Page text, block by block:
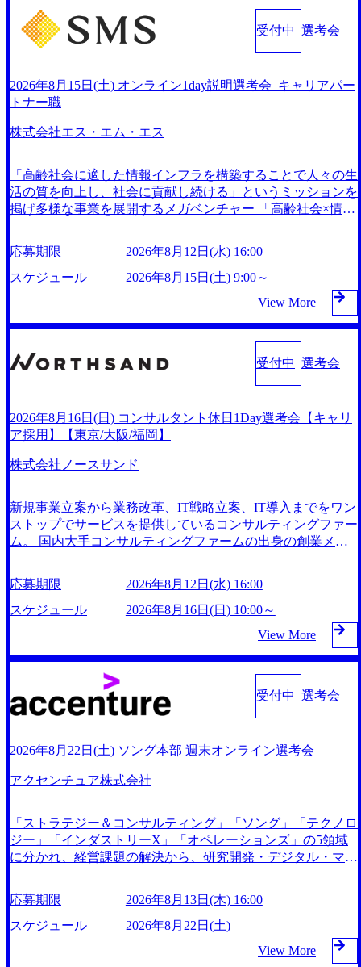
のいずれかの実務経験を有する方 - MBB及び戦略ファー
ムでのコンサルティング経験2年以上 - BIG4のStrategy部
門におけるコンサルティング経験2年以上 ● 求める人物像 ・
ド・テーマや事例にキャッチアップし、バイタリティーを持
ってチャレンジできる方 ・自らコンサル業界やクライアン
ト動向を把握し、クライアントや自社への提案などに積極的
に関わることができる方 ・スケジューリング(優先順位付け
ご了承ください。 ● 当日の流れ 受付 → 会社説明会 → 面接
(会社説明会終了後、随時ご案内) ※全てリモートにて実施し
ます。 ※参加される方に個別に当日の面接案内をお送りい
をご受検いただきます。 ● 詳細 デジタルイノベーション事
業部でのポジションサーチになります。 ご経験やスキル、
そして適性や志向性に合わせて、以下のいずれかの役割でご
活躍いただきます。 ※本求人はレバテック株式会社の雇用
となります。 ※案件によっては客先に出向いての作業も発
aaS系の領域において、大手・ベンチャー・スタートアップ
企業に対する課題解決支援を行います。 直近の案件では、
大規模基幹システムにおける最上流のPoC(概念実証)支援か
ています。 生成AIなどの最新技術とシステムを活用し、顧
客の業務革新と効率化の実現に貢献します。 ＜PL/PM＞ 顧
客の要望を深くヒアリングし、企画構想からアジャイル開発
による開発支援までを一気通貫で推進していただきます。
プロジェクト提案・推進の中核として、企画・要件定義から
テストまでの一連の工程における管理業務に加え、最上流で
の現状分析、顧客ヒアリング、戦略策定、技術選定、品質改
善なども推進していただきます。 ＜SE＞ 参画いただく案件
きます。 参画当初はご経験に応じたフェーズからご担当い
ただき、当社の社員が業務面をサポートしつつ、徐々に対応
質向上を目的とし、プロジェクトの上流(コンサルティング
案、そして実行までを一気通貫で支援していただきます。
アジャイル開発を通じて顧客の要望や提案を柔軟に取り入れ
ながら改善サイクルを回すため、ご自身の提案がサービスに
直接反映されやすく、高い貢献度を実感できます。 ● 勤務
(入居する施設に喫煙専用室あり) ・就業規則により就業時間
内の喫煙を全面的に禁止 ・禁煙サポート制度あり オンライ
ン ● 必須要件 以下いずれかのご経験をお持ちの方 ・システ
ム・ソフトウェア開発経験3年以上 ・要件定義～基本設計な
ど上流経験2年以上 ・PMO経験2年以上 ● 歓迎要件 ・要件定
ーダー以上のマネジメント経験 ・お客様との折衝経験、交
渉経験 ・組織課題に対して主体的に業務改善に取り組まれ
たご経験 ・アジャイル/スクラムへの興味関心 ● 求める人物
・年齢にこだわらず、アドバイスを素直に受け取れる方 ・
を支援 食事・睡眠など可視化 (https://www.nikkan.co.jp/articl
es/view/00694812) “失われた30年”をアビームの｢人的資本経
営｣で取り戻したい (https://www.businessinsider.jp/post-283587)
援 「インパクト加重会計」を用いて非財務活動の社会的イ
ンパクトを算出 (https://prtimes.jp/main/html/rd/p/000000015.000
2022年3月期の連結売上高は991億円、1,000億円突破が目前
と、国内でも有数の規模のコンサルティング会社となり、今
後も成長性が大きくみられる 日本企業的な柔らかい雰囲気
が特徴的で、従業員方の人柄の良さや未経験者への充実した
オンボーディング支援(入社時に10日間の間みっちりとコン
を選ぶ方も多数 アビームといえばSAPをはじめとしたシス
テム、とイメージされることもあるが実態としては経営戦略
策定や新規事業立案などのトップラインを上げるための戦略
案件も多く存在 特にスポーツ&エンターテイメント領域では
Big4に先んじて注力し、業界内で大きな存在感を誇る 社員
やすい職場環境を実現するため、さまざまなサポート制度を
導入している 多文化理解や女性の活躍推進などの取り組
み、また、フレックス制度やフリーロケーション制度、フル
されている 2026年8月23日(日) 9:00～18:00終了 2026年8月12
日(水) 16:00 2026年8月23日(日)にSustainable SCM SU 1day選
考会を開催いたします。 当SUは「GlobalでのSCM構築」や
「物流・調達コストの構造改革」といった伝統的なテーマに
ンスフォーメーション」、「サーキュラーエコノミー(循環
経済)」といった社会課題やテーマに対して、グローバル知
見と最新の事例などを基に企業の構造改革と社会価値の創造
y選考対象となるポジションは下記となります。 ・コンサル
タント(調達改革・設備O&M)【SCS SU】 ・コンサルタント
(ECM/SCM構想・PLM/MES改革)【SSC SU】 ・コンサルタ
ント(物流改革/需給プロセス改革)【SSC SU】 ・SCM/ECM
データ・プロセス分析・AI活用_Sustainable SCM Strategy Unit
(Strategy Consultant職)≪東京・大阪≫ ・コンサルタント(SCS
SUオープンポジション)【SCS SU】 ※当日は全体での会社
説明などはなく、個別選考のみの実施を予定しています ※1
名あたりの拘束時間は1時間～最大2時間半程度を想定してい
しておりますが、調整が叶わないケースもございます オン
ライン 書類選考通過者
的に目に見える成果を出すことを信条として、全社戦略やト
ランスフォーメーション案件を多く扱っている ベインの社
風を体現するものとして「True North」（真北）という言葉
は磁北ではなく真北、風説や思い込みによる一見正しい答え
や、単に理論的に正しいが実行不可能な答えではなく、企業
うベインのコンサルティングにおける信念であり、カルチャ
制度などが充実している。東京オフィスに来るグローバルメ
ンバーも多く、グローバル・ワンチームで活動している。プ
ロボノ活動にも力を入れており、これまで多くのNPO・NG
る。 2026年8月29日(土) の対面Kick-offイベントを皮切りに1
～13:30 2026年8月12日(水) 16:00 Bain & Company Tokyoで
は、「Tokyo Be Bold Program (女性候補者向け選考支援プロ
グラム)」を実施いたします。クライアントに斬新なソリュ
ーションを提供し、複雑な経営課題を解決するために、チー
ムのダイバーシティは欠かせません。是非、ユニークな視点
と高い志を持つ女性の皆様に多数ご参画頂きたいと考え、プ
ース面接の経験がなく対策の仕方が知りたい」などのお声を
たくさんいただいているため、今回のプログラムでは現役の
のケーススタディ、1対1の模擬面接等、複数のセッションを
ンサルタント未経験の方でも、戦略コンサルタントの具体的
な仕事内容からお話をさせていただきますので、戦略コンサ
ルティングにご興味をお持ちの方は、この機会にぜひご応募
までにプログラム参加者をご案内します ・初回プログラム :
8月29日(土)10:00～13:30 @ベイン東京オフィス(六本木) ・プ
ログラム期間中はコンサルタントとの食事会、プロジェクト
のご紹介、ケースワークショップなどを実施します ・10月1
7日(土)開催の選考会にて採用面接を実施する予定です ※
ご都合が合わない方は別途調整いたします 初回プログラム :
ベイン東京オフィス(六本木) ※イベントによりオンラインま
たはオフラインの実施 ※東京オフィスのみのご応募となり
すのでご了承ください ● フルタイムでの職務経歴を2年以上
お持ちの方で、東京オフィスのコンサルタントポジションに
応募意思がある方 ● 英語・日本語ともにビジネスレベルの
方 ※日本語が母国語でない方は日本語能力試験N1または
受付中 選考会
2026年8月15日(土) オンライン1day説明選考会_キャリアパー
トナー職
株式会社エス・エム・エス
「高齢社会に適した情報インフラを構築することで人々の生
活の質を向上し、社会に貢献し続ける」というミッションを
掲げ多様な事業を展開するメガベンチャー 「高齢社会×情
アライフ」の領域で、40以上のサービスを開発・運営 16期
連続で増収増益を達成し、海外では17ヵ国で事業を展開 今
後も既存事業の拡大・成長と新規事業の開発を進めていく予
定 優秀層にはどんどん事業立ち上げを任せていく社風。エ
ス・エム・エス出身の起業家も多く、SMSマフィア（Paypal
マフィアのもじり）という単語も存在 https://stalgie.co.jp/sms-
mafia-map/ (https://stalgie.co.jp/sms-mafia-map/) ＜主な事業内容
＞ - キャリア分野 - 介護職向け求人情報・人材紹介・人材派
プラットフォーム - 海外分野 - 医療・ヘルスケア関連事業者
向けマーケティング支援 - グローバルキャリアビジネス等 -
事業開発分野 - 健康保険組合向け遠隔保健指導サービス - 企
業向けリモート産業保健サービス - 高齢者向け食事宅配情報
00 会社説明会→1次面接→最終面接 ※基本的には当日中に合
否をお伝えしますが、他の面接官の目線をもって判断したい
場合など、後日改めて面接をお願いする場合がございます。
終面接(30分～1時間) ＜終了時間に関して＞ ※個別の進捗状
目安としております。 ※当日の通過人数が多い場合は、間
に待ち時間が発生することや、時間が伸びる可能性がござい
ます。 勤務地問わず オンライン 書類選考を通過された方
応募期限
2026年8月12日(水) 16:00
スケジュール
2026年8月15日(土) 9:00～
View More
受付中 選考会
2026年8月16日(日) コンサルタント休日1Day選考会【キャリ
ア採用】【東京/大阪/福岡】
株式会社ノースサンド
新規事業立案から業務改革、IT戦略立案、IT導入までをワン
ストップでサービスを提供しているコンサルティングファー
ム。 国内大手コンサルティングファームの出身の創業メン
自由に誠実に提案できる会社をつくりたい」「胸を張って会
社が好きだと言えるような家族的な組織をつくりたい」とい
う想いで会社を設立 PwC・アクセンチュアといった大手コ
ンサルティングファームをはじめ、SIerや事業会社出身者な
ど、様々な経歴の社員が活躍しており、働きやすく魅力的な
環境が整っているため、定着率が高いことから「働きがいの
ある会社」に4年連続ベストカンパニーに選出されている。
残業時間は平均30時間程度 事業/IT戦略立案や各種プロジェ
クトマネジメント、最先端テクノロジーの導入支援までワン
いうビジョンを掲げ、クライアント目線のきめ細やかな気配
りで、クライアントが本当に求めていることは何かを追究
し、本当に価値のある成果を提供している。 2015年創業な
人にフォーカスをして急成長する唯一無二のコンサルティン
グファーム【株式会社ノースサンド 執行役員新山氏、庄司
氏インタビュー】 (https://my-vision.co.jp/consulting-firm/northsa
5%の売上成長を遂げるなど、急速な成長を遂げている。 ​ 新
トップで提供するコンサルティングファームである。 ​- 2025
年1月時点で従業員数1,209名を擁し、事業拡大を続けてい
応募期限
2026年8月12日(水) 16:00
スケジュール
2026年8月16日(日) 10:00～
View More
受付中 選考会
2026年8月22日(土) ソング本部 週末オンライン選考会
アクセンチュア株式会社
「ストラテジー＆コンサルティング」「ソング」「テクノロ
ジー」「インダストリーX」「オペレーションズ」の5領域
に分かれ、経営課題の解決から、研究開発・デジタル・マー
からその実行的側面であるITサービスの提供まで一貫して支
援する総合系・IT系ファームである あらゆる産業において
非常に良質な顧客基盤を築いており、Fortune Global 500社の
80％以上の企業をクライアントとして抱えている 手掛けた
プロジェクトは「ファーストリテイリングにおけるグローバ
応募期限
2026年8月13日(木) 16:00
スケジュール
2026年8月22日(土)
View More